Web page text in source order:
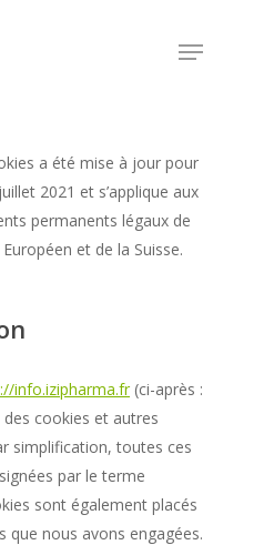
a été mise à jour pour
2021 et s’applique aux
permanents légaux de
et de la Suisse.
info.izipharma.fr(ci-après :
cookies et autres
simplification, toutes ces
par le terme
sont également placés
que nous avons engagées.